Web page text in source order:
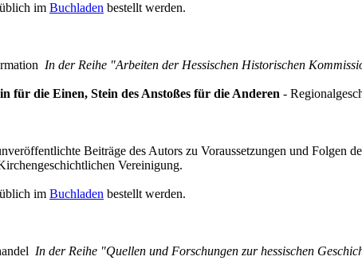
im Buchladen bestellt werden.
In der Reihe "Arbeiten der Hessischen Historischen
für die Einen, Stein des Anstoßes für die Anderen -
Beiträge des Autors zu Voraussetzungen und Folgen
Vereinigung.
im Buchladen bestellt werden.
In der Reihe "Quellen und Forschungen zur hessischen